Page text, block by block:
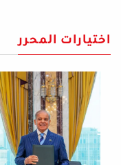
اختيارات المحرر